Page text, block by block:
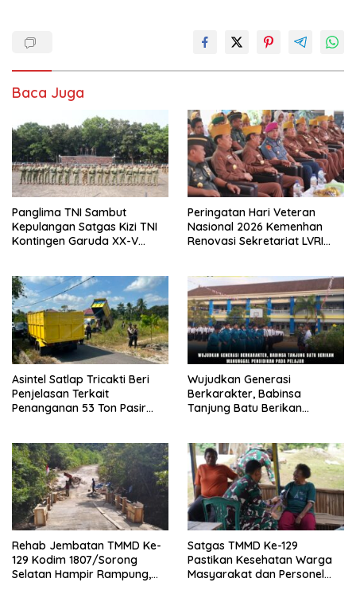
Baca Juga
Panglima TNI Sambut
Kepulangan Satgas Kizi TNI
Kontingen Garuda XX-V
Peringatan Hari Veteran
Nasional 2026 Kemenhan
Renovasi Sekretariat LVRI
Asintel Satlap Tricakti Beri
Penjelasan Terkait
Penanganan 53 Ton Pasir
Wujudkan Generasi
Berkarakter, Babinsa
Tanjung Batu Berikan
Rehab Jembatan TMMD Ke-
129 Kodim 1807/Sorong
Selatan Hampir Rampung,
Satgas TMMD Ke-129
Pastikan Kesehatan Warga
Masyarakat dan Personel